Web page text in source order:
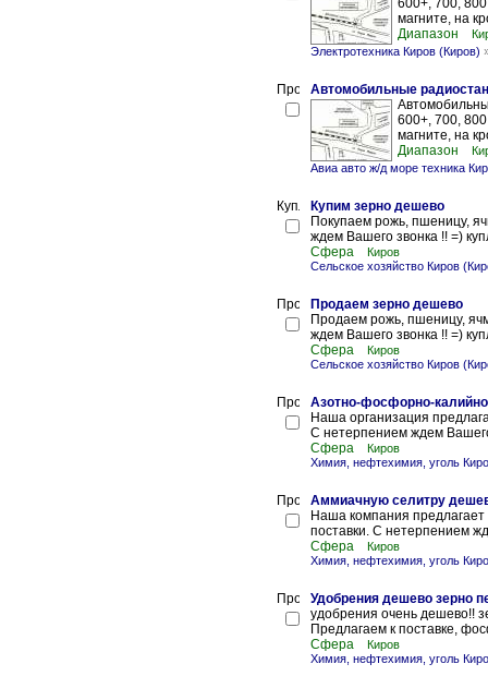
600+, 700,
магните, на
Диапазон
Электротехника Киров (Киров)
Автомобильные
600+, 700,
магните, на
Диапазон
Авиа авто ж/д море техника
Купим зерно дешево
Покупаем рожь, пшеницу,
ждем Вашего звонка !! =)
Сфера
Киров
Сельское хозяйство Киров
Продаем зерно дешево
Продаем рожь, пшеницу,
ждем Вашего звонка !! =)
Сфера
Киров
Сельское хозяйство Киров
Азотно-фосфорно-
Наша организация
С нетерпением ждем
Сфера
Киров
Химия, нефтехимия, уголь
Аммиачную селитру
Наша компания предлагает
поставки. С нетерпением
Сфера
Киров
Химия, нефтехимия, уголь
Удобрения дешево зерно
удобрения очень дешево!!
Предлагаем к поставке,
Сфера
Киров
Химия, нефтехимия, уголь